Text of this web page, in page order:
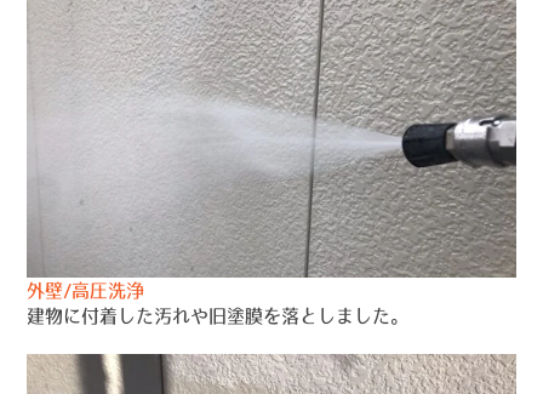
外壁/高圧洗浄
建物に付着した汚れや旧塗膜を落としました。